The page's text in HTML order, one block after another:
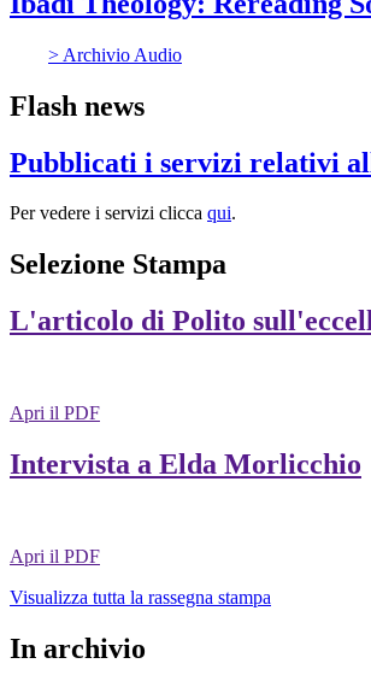
> Archivio Audio
Flash news
Pubblicati i servizi relativi
Per vedere i servizi clicca qui.
Selezione Stampa
L'articolo di Polito
Apri il PDF
Intervista a Elda Morlicchio
Apri il PDF
Visualizza tutta la rassegna stampa
In archivio